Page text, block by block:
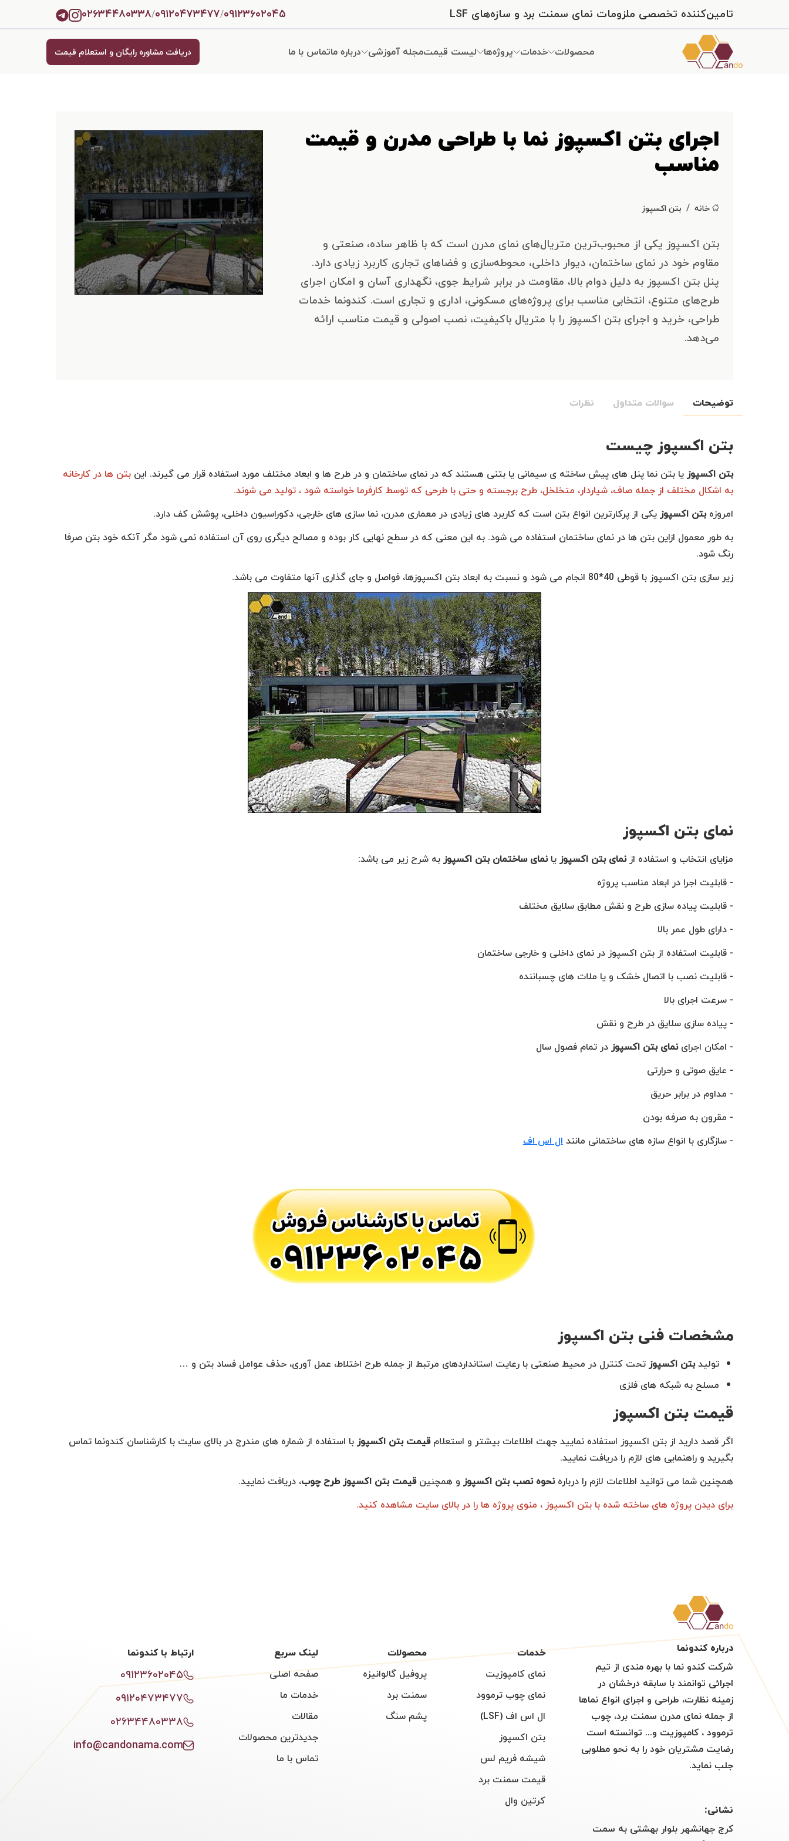
تامین‌کننده تخصصی ملزومات نمای سمنت برد و سازه‌های LSF ۰۹۱۲۳۶۰۲۰۴۵/۰۹۱۲۰۴۷۳۴۷۷/۰۲۶۳۴۴۸۰۳۳۸
محصولات خدمات پروژه‌ها لیست قیمتمجله آموزشی درباره ماتماس با ما دریافت مشاوره رایگان و استعلام قیمت
اجرای بتن اکسپوز نما با طراحی مدرن و قیمت
مناسب
خانه بتن اکسپوز
بتن اکسپوز یکی از محبوب‌ترین متریال‌های نمای مدرن است که با ظاهر ساده، صنعتی و
مقاوم خود در نمای ساختمان، دیوار داخلی، محوطه‌سازی و فضاهای تجاری کاربرد زیادی دارد.
پنل بتن اکسپوز به دلیل دوام بالا، مقاومت در برابر شرایط جوی، نگهداری آسان و امکان اجرای
طرح‌های متنوع، انتخابی مناسب برای پروژه‌های مسکونی، اداری و تجاری است. کندونما خدمات
طراحی، خرید و اجرای بتن اکسپوز را با متریال باکیفیت، نصب اصولی و قیمت مناسب ارائه
می‌دهد.
توضیحات سوالات متداول نظرات
بتن اکسپوز چیست
بتن اکسپوزیا بتن نما پنل های پیش ساخته ی سیمانی یا بتنی هستند که در نمای ساختمان و در طرح ها و ابعاد مختلف مورد استفاده قرار می گیرند. اینبتن ها در کارخانه
به اشکال مختلف از جمله صاف، شیاردار، متخلخل، طرح برجسته و حتی با طرحی که توسط کارفرما خواسته شود ، تولید می شوند.
امروزهبتن اکسپوزیکی از پرکارترین انواع بتن است که کاربرد های زیادی در معماری مدرن، نما سازی های خارجی، دکوراسیون داخلی، پوشش کف دارد.
به طور معمول ازاین بتن ها در نمای ساختمان استفاده می شود. به این معنی که در سطح نهایی کار بوده و مصالح دیگری روی آن استفاده نمی شود مگر آنکه خود بتن صرفا
رنگ شود.
زیر سازی بتن اکسپوز با قوطی 40*80 انجام می شود و نسبت به ابعاد بتن اکسپوزها، فواصل و جای گذاری آنها متفاوت می باشد.
نمای بتن اکسپوز
مزایای انتخاب و استفاده ازنمای بتن اکسپوزیانمای ساختمان بتن اکسپوزبه شرح زیر می باشد:
- قابلیت اجرا در ابعاد مناسب پروژه
- قابلیت پیاده سازی طرح و نقش مطابق سلایق مختلف
- دارای طول عمر بالا
- قابلیت استفاده از بتن اکسپوز در نمای داخلی و خارجی ساختمان
- قابلیت نصب با اتصال خشک و یا ملات های چسباننده
- سرعت اجرای بالا
- پیاده سازی سلایق در طرح و نقش
- امکان اجراینمای بتن اکسپوزدر تمام فصول سال
- عایق صوتی و حرارتی
- مداوم در برابر حریق
- مقرون به صرفه بودن
- سازگاری با انواع سازه های ساختمانی مانندال اس اف
مشخصات فنی بتن اکسپوز
تولیدبتن اکسپوزتحت کنترل در محیط صنعتی با رعایت استانداردهای مرتبط از جمله طرح اختلاط، عمل آوری، حذف عوامل فساد بتن و …
مسلح به شبکه های فلزی
قیمت بتن اکسپوز
اگر قصد دارید از بتن اکسپوز استفاده نمایید جهت اطلاعات بیشتر و استعلامقیمت بتن اکسپوزبا استفاده از شماره های مندرج در بالای سایت با کارشناسان کندونما تماس
بگیرید و راهنمایی های لازم را دریافت نمایید.
همچنین شما می توانید اطلاعات لازم را دربارهنحوه نصب بتن اکسپوز و همچنینقیمت بتن اکسپوز طرح چوب، دریافت نمایید.
برای دیدن پروژه های ساخته شده با بتن اکسپوز ، منوی پروژه ها را در بالای سایت مشاهده کنید.
درباره کندونما
شرکت کندو نما با بهره مندی از تیم
اجرائی توانمند با سابقه درخشان در
زمینه نظارت، طراحی و اجرای انواع نماها
از جمله نمای مدرن سمنت برد، چوب
ترموود ، کامپوزیت و... توانسته است
رضایت مشتریان خود را به نحو مطلوبی
جلب نماید.
نشانی:
کرج جهانشهر بلوار بهشتی به سمت
خدمات
نمای کامپوزیت
نمای چوب ترموود
ال اس اف (LSF)
بتن اکسپوز
شیشه فریم لس
قیمت سمنت برد
کرتین وال
محصولات
پروفیل گالوانیزه
سمنت برد
پشم سنگ
لینک سریع
صفحه اصلی
خدمات ما
مقالات
جدیدترین محصولات
تماس با ما
ارتباط با کندونما
۰۹۱۲۳۶۰۲۰۴۵
۰۹۱۲۰۴۷۳۴۷۷
۰۲۶۳۴۴۸۰۳۳۸
info@candonama.com